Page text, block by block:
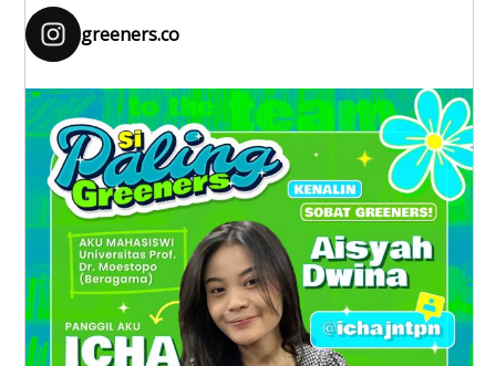
greeners.co